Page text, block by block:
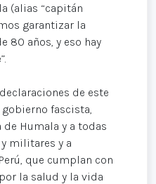
(alias “capitán
garantizar la
80 años, y eso hay
de este
fascista,
Humala y a todas
militares y a
que cumplan con
la salud y la vida